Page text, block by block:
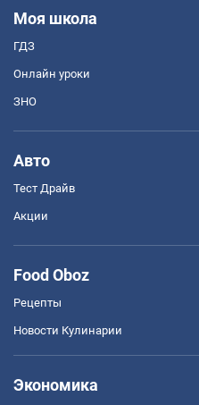
Моя школа
ГДЗ
Онлайн уроки
ЗНО
Авто
Тест Драйв
Акции
Food Oboz
Рецепты
Новости Кулинарии
Экономика